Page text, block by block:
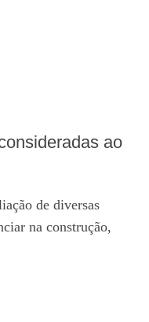
ao
de diversas
na construção,